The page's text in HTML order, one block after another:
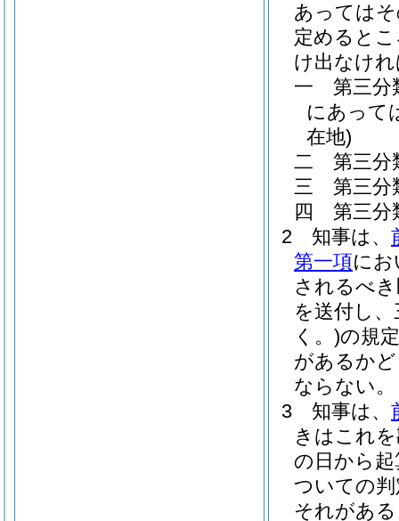
あっては
定めると
け出なけ
一
第三分
にあって
在地)
二
第三分
三
第三分
四
第三分
2
知事は、
第一項にお
されるべ
を送付し
く。)の規
があるか
ならない。
3
知事は、
きはこれ
の日から
ついての
それがあ